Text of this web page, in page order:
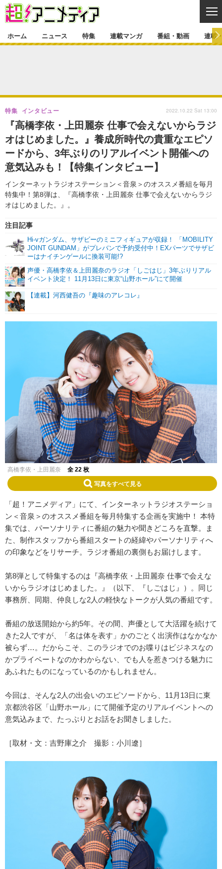
ゲーム・アプリ マンガ
グッズ イベント
声優 コスプレ
特集一覧 カバー
ラキりす
連載マンガ
連載マンガ一覧
番組・動画
番組・動画一覧 ラジオ
連載・ブログ
連載・ブログ一覧 コラム
編集部ブログ・お知らせ
ホーム ニュース 特集 連載マンガ 番組・動画 連載
『高橋李依・上田麗奈 仕事で会えないからラジ
オはじめました。』養成所時代の貴重なエピソ
ードから、3年ぶりのリアルイベント開催への
意気込みも！【特集インタビュー】
インターネットラジオステーション＜音泉＞のオススメ番組を毎月
特集中！第8弾は、『高橋李依・上田麗奈 仕事で会えないからラジ
オはじめました。』。
特集 インタビュー
注目記事
Hi-vガンダム、サザビーのミニフィギュアが収録！ 「MOBILITY
JOINT GUNDAM」がプレバンで予約受付中！EXパーツでサザビ
ーはナイチンゲールに換装可能!?
声優・高橋李依＆上田麗奈のラジオ「しごはじ」3年ぶりリアル
イベント決定！ 11月13日に東京“山野ホール”にて開催
【連載】河西健吾の『趣味のアレコレ』
2022.10.22 Sat 13:00
高橋李依・上田麗奈 全 22 枚
写真をすべて見る
「超！アニメディア」にて、インターネットラジオステーショ
ン＜音泉＞のオススメ番組を毎月特集する企画を実施中！ 本特
集では、パーソナリティに番組の魅力や聞きどころを直撃。ま
た、制作スタッフから番組スタートの経緯やパーソナリティへ
の印象などをリサーチ。ラジオ番組の裏側もお届けします。
第8弾として特集するのは『高橋李依・上田麗奈 仕事で会えな
いからラジオはじめました。』（以下、『しごはじ』）。同じ
事務所、同期、仲良しな2人​​の軽快なトークが人気の番組です。
番組の放送開始から約5年。その間、声優として大活躍を続けて
きた2人​​ですが、「名は体を表す」かのごとく出演作はなかなか
被らず…。だからこそ、このラジオでのお喋りはビジネスなの
かプライベートなのかわからない、でも人を惹きつける魅力に
あふれたものになっているのかもしれません。
今回は、そんな2人の出会いのエピソードから、11月13日に東
京都渋谷区「山野ホール」にて開催予定のリアルイベントへの
意気込みまで、たっぷりとお話をお聞きしました。
［取材・文：吉野庫之介 撮影：小川遼］